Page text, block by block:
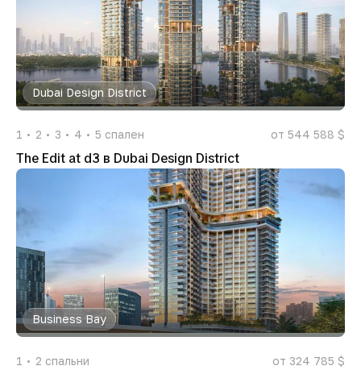
Dubai Design District
1 2 3 4 5 спален от 544 588 $
The Edit at d3 в Dubai Design District
Business Bay
1 2 спальни от 324 785 $